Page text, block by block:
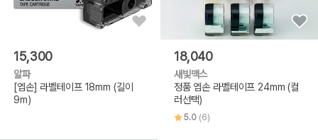
15,300
알파
[엡손] 라벨테이프 18mm (길이
9m)
18,040
새빛맥스
정품 엡손 라벨테이프 24mm (컬
러선택)
5.0 (6)